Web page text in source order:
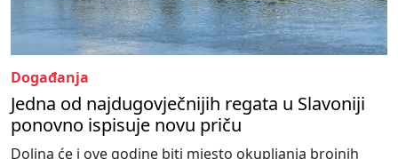
Događanja
Jedna od najdugovječnijih regata u Slavoniji
ponovno ispisuje novu priču
Dolina će i ove godine biti mjesto okupljanja brojnih